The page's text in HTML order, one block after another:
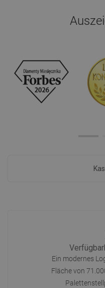
Ein modernes
Fläche von